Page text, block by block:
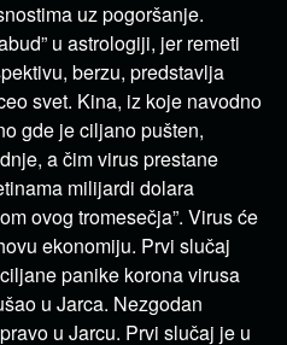
uz pogoršanje.
u astrologiji, jer remeti
berzu, predstavlja
svet. Kina, iz koje navodno
gde je ciljano pušten,
a čim virus prestane
milijardi dolara
ovog tromesečja”. Virus će
ekonomiju. Prvi slučaj
panike korona virusa
u Jarca. Nezgodan
u Jarcu. Prvi slučaj je u